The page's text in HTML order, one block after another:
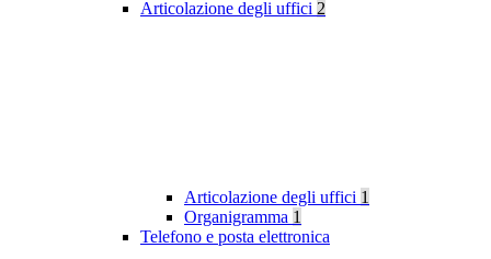
Articolazione degli uffici 2
Articolazione degli uffici 1
Organigramma 1
Telefono e posta elettronica